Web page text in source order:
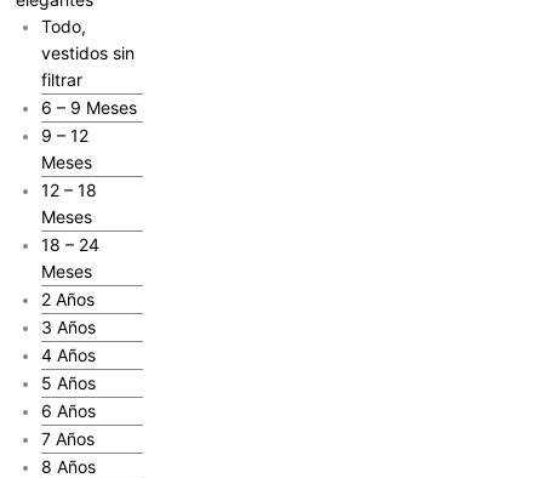
Todo,
vestidos sin
filtrar
6 – 9 Meses
9 – 12
Meses
12 – 18
Meses
18 – 24
Meses
2 Años
3 Años
4 Años
5 Años
6 Años
7 Años
8 Años